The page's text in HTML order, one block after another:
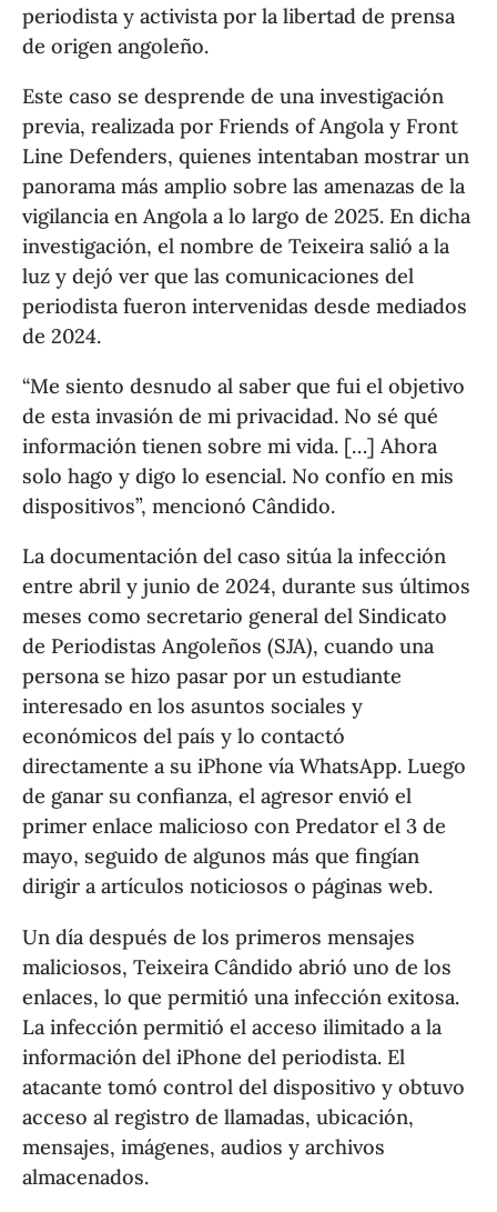
periodista y activista por la libertad de prensa
de origen angoleño.
Este caso se desprende de una investigación
previa, realizada por Friends of Angola y Front
Line Defenders, quienes intentaban mostrar un
panorama más amplio sobre las amenazas de la
vigilancia en Angola a lo largo de 2025. En dicha
investigación, el nombre de Teixeira salió a la
luz y dejó ver que las comunicaciones del
periodista fueron intervenidas desde mediados
de 2024.
“Me siento desnudo al saber que fui el objetivo
de esta invasión de mi privacidad. No sé qué
información tienen sobre mi vida. […] Ahora
solo hago y digo lo esencial. No confío en mis
dispositivos”, mencionó Cândido.
La documentación del caso sitúa la infección
entre abril y junio de 2024, durante sus últimos
meses como secretario general del Sindicato
de Periodistas Angoleños (SJA), cuando una
persona se hizo pasar por un estudiante
interesado en los asuntos sociales y
económicos del país y lo contactó
directamente a su iPhone vía WhatsApp. Luego
de ganar su confianza, el agresor envió el
primer enlace malicioso con Predator el 3 de
mayo, seguido de algunos más que fingían
dirigir a artículos noticiosos o páginas web.
Un día después de los primeros mensajes
maliciosos, Teixeira Cândido abrió uno de los
enlaces, lo que permitió una infección exitosa.
La infección permitió el acceso ilimitado a la
información del iPhone del periodista. El
atacante tomó control del dispositivo y obtuvo
acceso al registro de llamadas, ubicación,
mensajes, imágenes, audios y archivos
almacenados.